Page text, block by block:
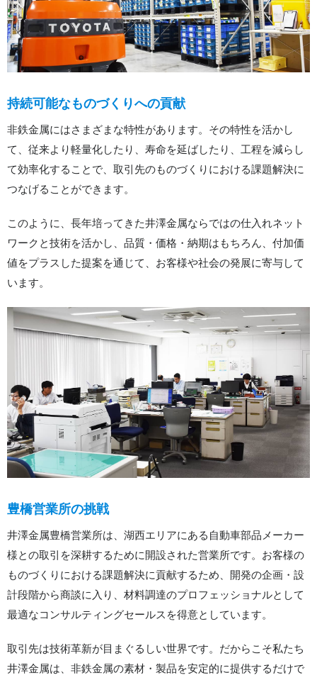
持続可能なものづくりへの貢献
非鉄金属にはさまざまな特性があります。その特性を活かし
て、従来より軽量化したり、寿命を延ばしたり、工程を減らし
て効率化することで、取引先のものづくりにおける課題解決に
つなげることができます。
このように、長年培ってきた井澤金属ならではの仕入れネット
ワークと技術を活かし、品質・価格・納期はもちろん、付加価
値をプラスした提案を通じて、お客様や社会の発展に寄与して
います。
豊橋営業所の挑戦
井澤金属豊橋営業所は、湖西エリアにある自動車部品メーカー
様との取引を深耕するために開設された営業所です。お客様の
ものづくりにおける課題解決に貢献するため、開発の企画・設
計段階から商談に入り、材料調達のプロフェッショナルとして
最適なコンサルティングセールスを得意としています。
取引先は技術革新が目まぐるしい世界です。だからこそ私たち
井澤金属は、非鉄金属の素材・製品を安定的に提供するだけで